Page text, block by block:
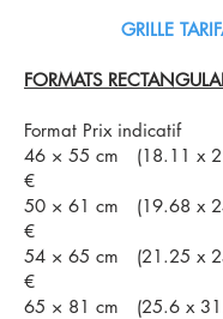
GRILLE
FORMATS
Format Prix indicatif
46 × 55 cm (18.11 x
€
50 × 61 cm (19.68
€
54 × 65 cm (21.25 x
€
65 × 81 cm (25.6 x